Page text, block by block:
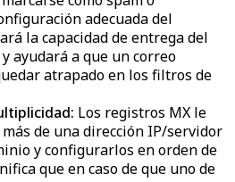
adecuada del
la capacidad de entrega del
ayudará a que un correo
atrapado en los filtros de
Los registros MX le
de una dirección IP/servidor
y configurarlos en orden de
que en caso de que uno de